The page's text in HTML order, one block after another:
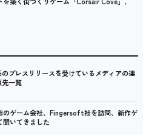
プレスリリースを受けているメディアの連
一覧
のゲーム会社、Fingersoft社を訪問、新作ゲ
聞いてきました